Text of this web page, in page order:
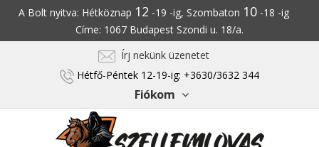
A Bolt nyitva: Hétköznap 12 -19 -ig, Szombaton 10-18 -ig
Címe: 1067 Budapest Szondi u. 18/a.
Írj nekünk üzenetet
Hétfő-Péntek 12-19-ig: +3630/3632 344
Fiókom